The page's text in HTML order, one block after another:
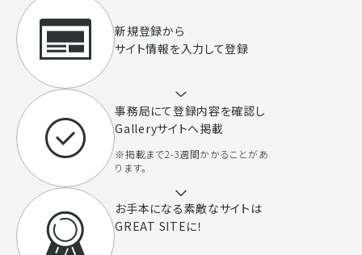
新規登録から
サイト情報を入力して登録
事務局にて登録内容を確認し
Galleryサイトへ掲載
※掲載まで2-3週間かかることがあ
ります。
お手本になる素敵なサイトは
GREAT SITEに！